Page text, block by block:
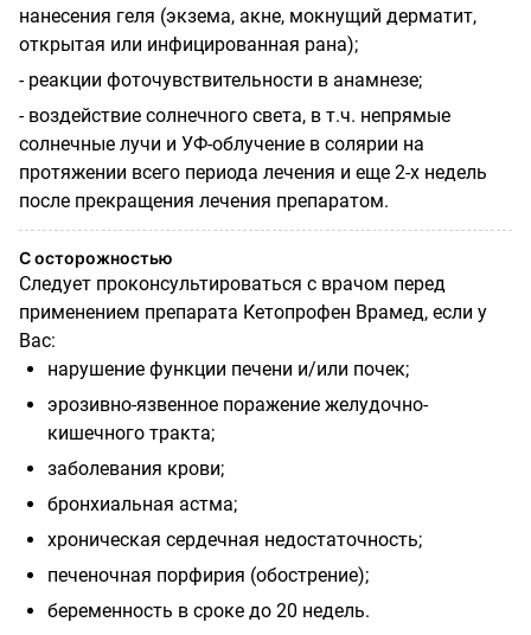
нанесения геля (экзема, акне, мокнущий дерматит,
открытая или инфицированная рана);
- реакции фоточувствительности в анамнезе;
- воздействие солнечного света, в т.ч. непрямые
солнечные лучи и УФ-облучение в солярии на
протяжении всего периода лечения и еще 2-х недель
после прекращения лечения препаратом.
С осторожностью
Следует проконсультироваться с врачом перед
применением препарата Кетопрофен Врамед, если у
Вас:
нарушение функции печени и/или почек;
эрозивно-язвенное поражение желудочно-
кишечного тракта;
заболевания крови;
бронхиальная астма;
хроническая сердечная недостаточность;
печеночная порфирия (обострение);
беременность в сроке до 20 недель.